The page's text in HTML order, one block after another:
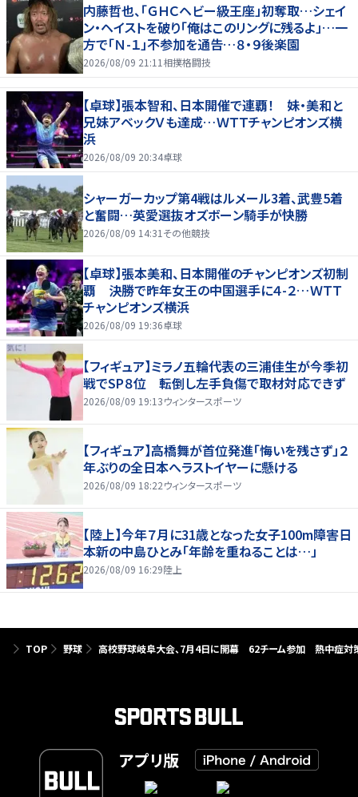
内藤哲也、「ＧＨＣヘビー級王座」初奪取…シェイ
ン・ヘイストを破り「俺はこのリングに残るよ」…一
方で「Ｎ-１」不参加を通告…８・９後楽園
2026/08/09 21:11 相撲格闘技
【卓球】張本智和、日本開催で連覇！ 妹・美和と
兄妹アベックＶも達成…ＷＴＴチャンピオンズ横
浜
2026/08/09 20:34卓球
シャーガーカップ第4戦はルメール3着、武豊5着
と奮闘…英愛選抜オズボーン騎手が快勝
2026/08/09 14:31 その他競技
【卓球】張本美和、日本開催のチャンピオンズ初制
覇 決勝で昨年女王の中国選手に４-２…ＷＴＴ
チャンピオンズ横浜
2026/08/09 19:36卓球
【フィギュア】ミラノ五輪代表の三浦佳生が今季初
戦でSP８位 転倒し左手負傷で取材対応できず
2026/08/09 19:13ウィンタースポーツ
【フィギュア】高橋舞が首位発進「悔いを残さず」２
年ぶりの全日本へラストイヤーに懸ける
2026/08/09 18:22ウィンタースポーツ
【陸上】今年７月に31歳となった女子100m障害日
本新の中島ひとみ「年齢を重ねることは…」
2026/08/09 16:29陸上
TOP 野球 高校野球岐阜大会、7月4日に開幕 62チーム参加 熱中症対
アプリ版